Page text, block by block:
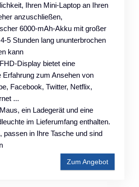
Ihren Mini-Laptop an Ihren
anzuschließen,
6000-mAh-Akku mit großer
5 Stunden lang ununterbrochen
kann
Display bietet eine
Erfahrung zum Ansehen von
Facebook, Twitter, Netflix,
...
ein Ladegerät und eine
im Lieferumfang enthalten.
passen in Ihre Tasche und sind
Zum Angebot